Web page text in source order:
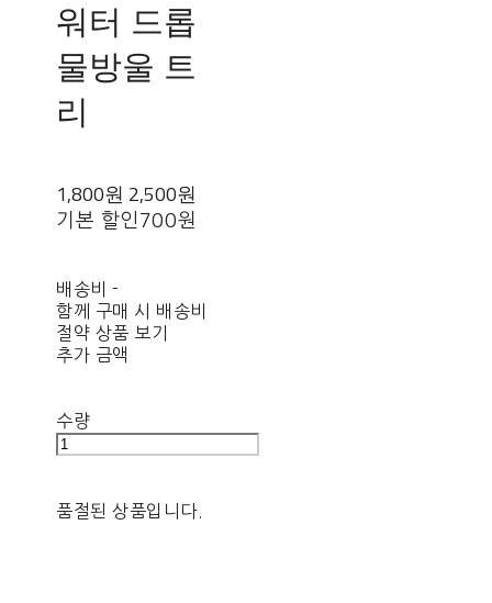
워터 드롭
물방울 트
리
1,800원 2,500원
기본 할인 700원
배송비 -
함께 구매 시 배송비
절약 상품 보기
추가 금액
수량
품절된 상품입니다.